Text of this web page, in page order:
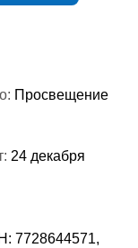
Просвещение
24 декабря
7728644571,